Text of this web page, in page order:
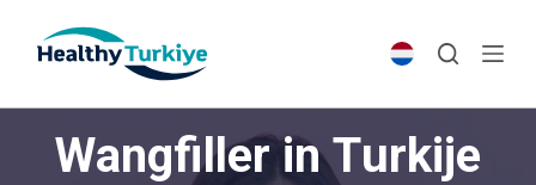
p
Wangfiller in Turkije